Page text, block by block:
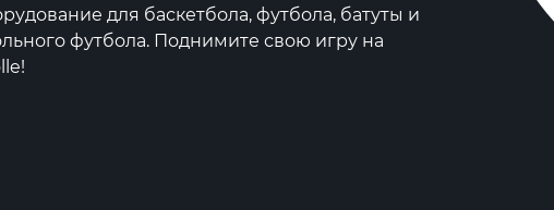
для баскетбола, футбола, батуты и
футбола. Поднимите свою игру на